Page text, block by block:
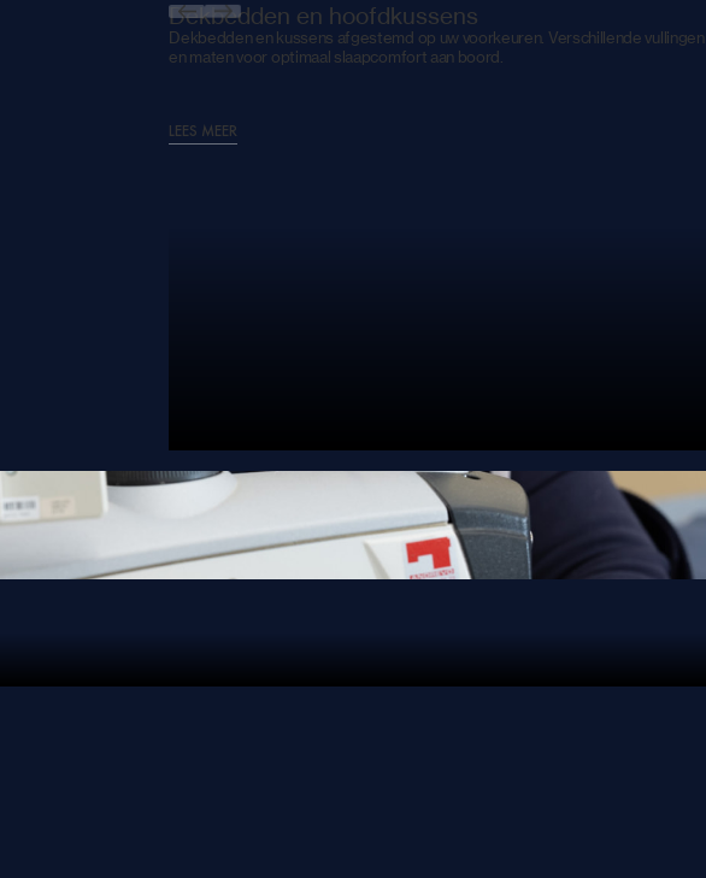
Dekbedden en hoofdkussens
Dekbedden en kussens afgestemd op uw voorkeuren. Verschillende vullingen
en maten voor optimaal slaapcomfort aan boord.
LEES MEER